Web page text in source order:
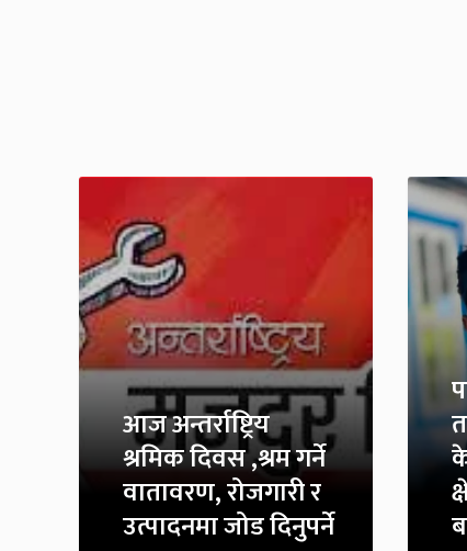
आज अन्तर्राष्ट्रिय
श्रमिक दिवस ,श्रम गर्ने
वातावरण, रोजगारी र
उत्पादनमा जोड दिनुपर्ने